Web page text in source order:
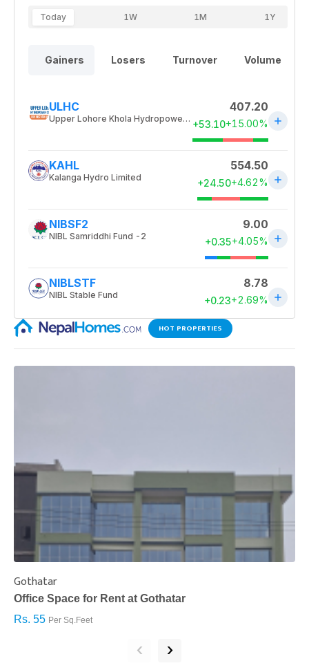
HOT PROPERTIES
Gothatar
Office Space for Rent at Gothatar
Rs. 55 Per Sq.Feet
‹ ›